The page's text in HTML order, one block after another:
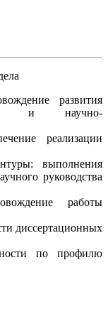
развития
и научно-
реализации
выполнения
руководства
работы
диссертационных
по профилю